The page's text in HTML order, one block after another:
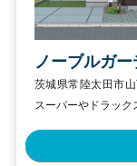
ノーブルガ
茨城県常陸太田市
スーパーやドラッ